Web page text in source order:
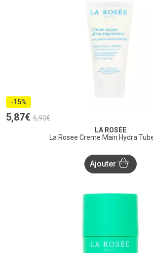
-15%
5,87€ 6,90€
LA ROSÉE
La Rosee Creme Main Hydra
Ajouter